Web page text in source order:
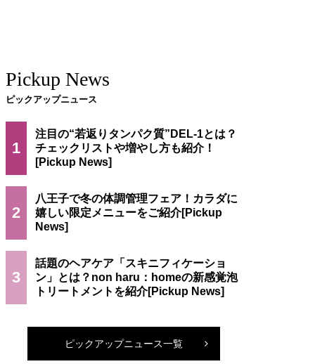
Pickup News
ピックアップニュース
1
注目の“若返りタンパク質”DEL-1とは？
チェックリストや増やし方も紹介！
2
八王子で冬の体調管理フェア！カラダに
嬉しい限定メニューをご紹介
3
話題のヘアケア「スキニフィケーショ
ン」とは？non haru：homeの新感覚泡
トリートメントを紹介
ピックアップニュース一覧